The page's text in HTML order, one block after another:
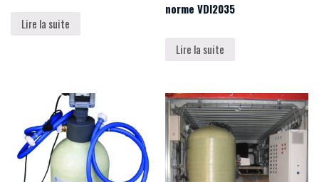
Lire la suite
norme VDI2035
Lire la suite